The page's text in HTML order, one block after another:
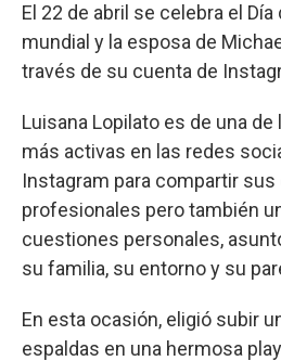
El 22 de abril se celebra el Día
mundial y la esposa de
través de su cuenta de
Luisana Lopilato es de una
más activas en las redes
Instagram para compartir
profesionales pero también
cuestiones personales,
su familia, su entorno y su
En esta ocasión, eligió subir
espaldas en una hermosa